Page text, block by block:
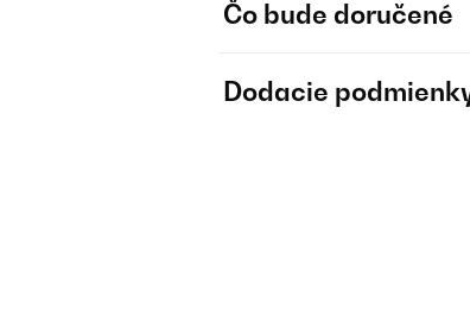
Čo bude doručené
Dodacie